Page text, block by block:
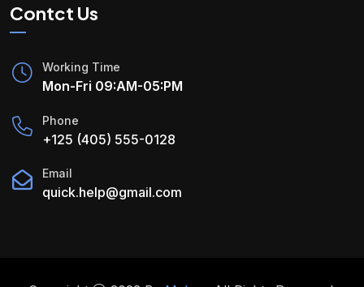
Contct Us
Working Time
Mon-Fri 09:AM-05:PM
Phone
+125 (405) 555-0128
Email
quick.help@gmail.com